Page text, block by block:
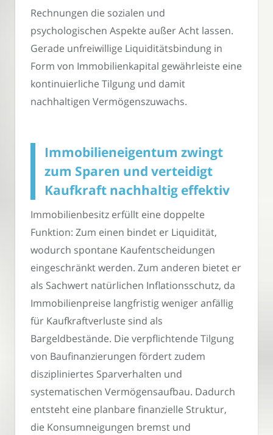
Rechnungen die sozialen und
psychologischen Aspekte außer Acht lassen.
Gerade unfreiwillige Liquiditätsbindung in
Form von Immobilienkapital gewährleiste eine
kontinuierliche Tilgung und damit
nachhaltigen Vermögenszuwachs.
Immobilieneigentum zwingt
zum Sparen und verteidigt
Kaufkraft nachhaltig effektiv
Immobilienbesitz erfüllt eine doppelte
Funktion: Zum einen bindet er Liquidität,
wodurch spontane Kaufentscheidungen
eingeschränkt werden. Zum anderen bietet er
als Sachwert natürlichen Inflationsschutz, da
Immobilienpreise langfristig weniger anfällig
für Kaufkraftverluste sind als
Bargeldbestände. Die verpflichtende Tilgung
von Baufinanzierungen fördert zudem
diszipliniertes Sparverhalten und
systematischen Vermögensaufbau. Dadurch
entsteht eine planbare finanzielle Struktur,
die Konsumneigungen bremst und